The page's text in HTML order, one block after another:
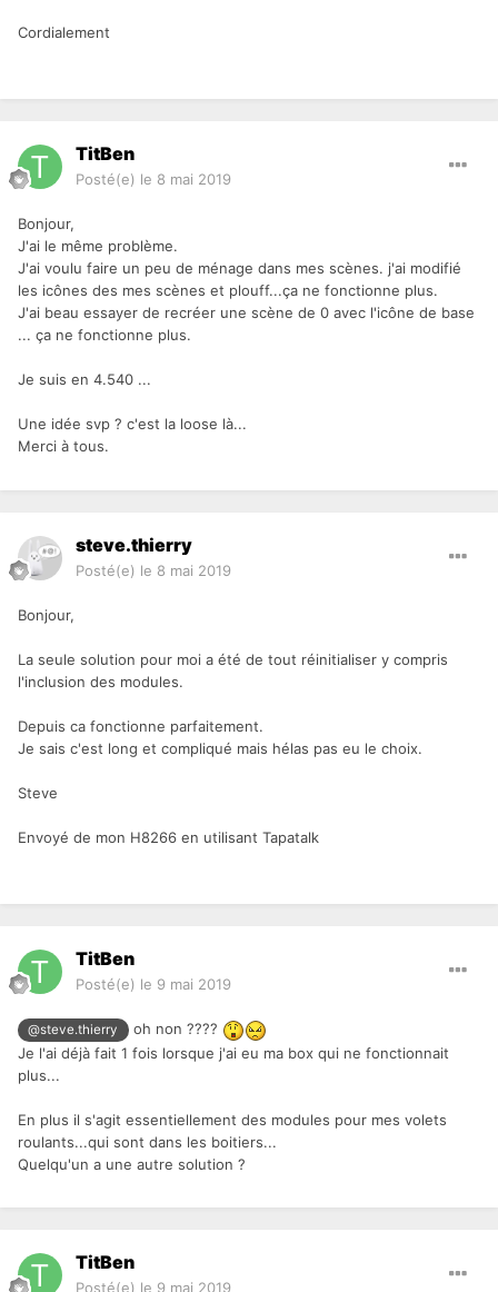
Cordialement
TitBen
Posté(e) le 8 mai 2019
Bonjour,
J'ai le même problème.
J'ai voulu faire un peu de ménage dans mes scènes. j'ai modifié
les icônes des mes scènes et plouff...ça ne fonctionne plus.
J'ai beau essayer de recréer une scène de 0 avec l'icône de base
... ça ne fonctionne plus.
Je suis en 4.540 ...
Une idée svp ? c'est la loose là...
Merci à tous.
steve.thierry
Posté(e) le 8 mai 2019
Bonjour,
La seule solution pour moi a été de tout réinitialiser y compris
l'inclusion des modules.
Depuis ca fonctionne parfaitement.
Je sais c'est long et compliqué mais hélas pas eu le choix.
Steve
Envoyé de mon H8266 en utilisant Tapatalk
TitBen
Posté(e) le 9 mai 2019
@steve.thierry
oh non ????
Je l'ai déjà fait 1 fois lorsque j'ai eu ma box qui ne fonctionnait
plus...
En plus il s'agit essentiellement des modules pour mes volets
roulants...qui sont dans les boitiers...
Quelqu'un a une autre solution ?
TitBen
Posté(e) le 9 mai 2019